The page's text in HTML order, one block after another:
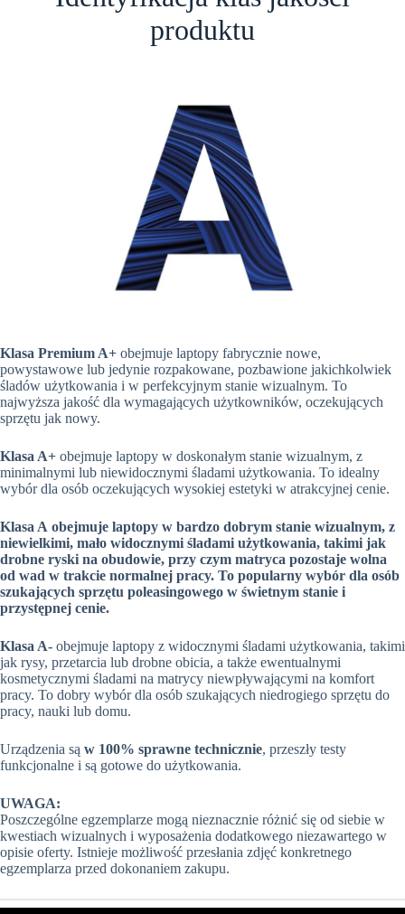
produktu
Klasa Premium A+ obejmuje laptopy fabrycznie nowe,
powystawowe lub jedynie rozpakowane, pozbawione jakichkolwiek
śladów użytkowania i w perfekcyjnym stanie wizualnym. To
najwyższa jakość dla wymagających użytkowników, oczekujących
sprzętu jak nowy.
Klasa A+ obejmuje laptopy w doskonałym stanie wizualnym, z
minimalnymi lub niewidocznymi śladami użytkowania. To idealny
wybór dla osób oczekujących wysokiej estetyki w atrakcyjnej cenie.
Klasa A obejmuje laptopy w bardzo dobrym stanie wizualnym, z
niewielkimi, mało widocznymi śladami użytkowania, takimi jak
drobne ryski na obudowie, przy czym matryca pozostaje wolna
od wad w trakcie normalnej pracy. To popularny wybór dla osób
szukających sprzętu poleasingowego w świetnym stanie i
przystępnej cenie.
Klasa A- obejmuje laptopy z widocznymi śladami użytkowania, takimi
jak rysy, przetarcia lub drobne obicia, a także ewentualnymi
kosmetycznymi śladami na matrycy niewpływającymi na komfort
pracy. To dobry wybór dla osób szukających niedrogiego sprzętu do
pracy, nauki lub domu.
Urządzenia są w 100% sprawne technicznie, przeszły testy
funkcjonalne i są gotowe do użytkowania.
UWAGA:
Poszczególne egzemplarze mogą nieznacznie różnić się od siebie w
kwestiach wizualnych i wyposażenia dodatkowego niezawartego w
opisie oferty. Istnieje możliwość przesłania zdjęć konkretnego
egzemplarza przed dokonaniem zakupu.